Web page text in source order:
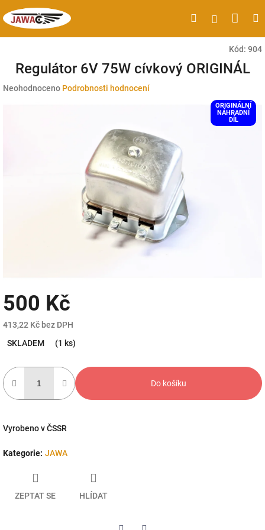
na
obsah
HledatPřihlášení
Kód: 904
Regulátor 6V 75W cívkový ORIGINÁL
Průměrné
Neohodnoceno Podrobnosti hodnocení
ORIGINÁLNÍ
NÁHRADNÍ
DÍL
500 Kč
413,22 Kč bez DPH
cena:
SKLADEM (1 ks)
Do košíku
Vyrobeno v ČSSR
Kategorie: JAWA
ZEPTAT SE HLÍDAT